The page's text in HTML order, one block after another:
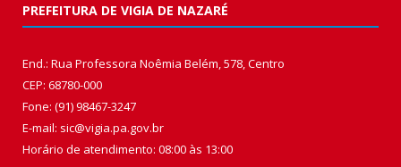
PREFEITURA DE VIGIA DE NAZARÉ
End.: Rua Professora Noêmia Belém, 578, Centro
CEP: 68780-000
Fone: (91) 98467-3247
E-mail: sic@vigia.pa.gov.br
Horário de atendimento: 08:00 às 13:00